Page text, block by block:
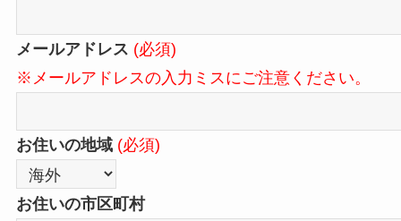
メールアドレス (必須)
※メールアドレスの入力ミスにご注意ください。
お住いの地域 (必須)
お住いの市区町村